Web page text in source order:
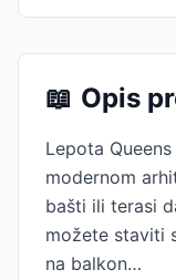
📖 Opis
Lepota
modernom
bašti ili terasi
možete staviti
na balkon…